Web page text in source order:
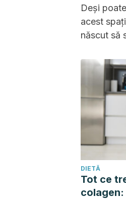
Deși
acest
născut să
DIETĂ
Tot ce